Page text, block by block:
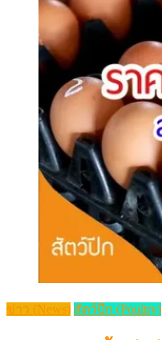
ข่าว (News) สัตว์ปีก (Poultry)